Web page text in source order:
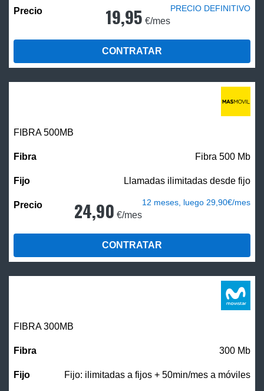
19,95 €/mes
PRECIO DEFINITIVO
CONTRATAR
FIBRA500MB
Fibra 500 Mb
Llamadas ilimitadas desde fijo
24,90 €/mes
12 meses, luego 29,90€/mes
CONTRATAR
FIBRA 300MB
300 Mb
Fijo: ilimitadas a fijos + 50min/mes a móviles